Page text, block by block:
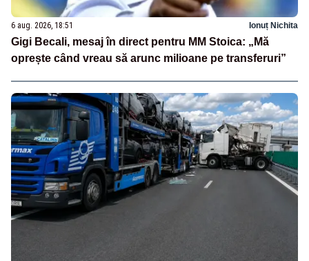
6 aug. 2026, 18:51 Ionuț Nichita
Gigi Becali, mesaj în direct pentru MM Stoica: „Mă
oprește când vreau să arunc milioane pe transferuri”